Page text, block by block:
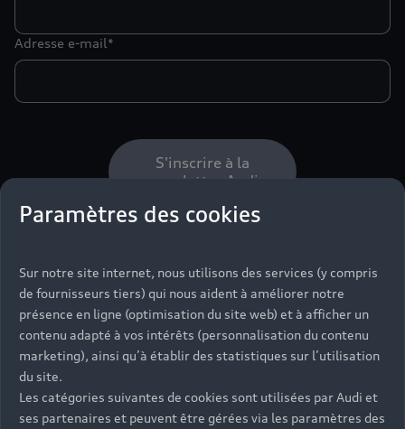
Adresse e-mail*
S'inscrire à la
newsletter Audi
œuvre un traitement de données à caractère personnel vous concernant.
vous envoyer des lettres d’information sur les actualités de la marque (produits,
services, technologies, exclusivités et offres commerciales) à des fins marketing sur
la base de votre consentement. Vous êtes libre de vous désinscrire à tout moment
en utilisant le lien de désabonnement intégré dans la newsletter. Les données sont
conservées pendant une durée limitée en conformité avec la législation applicable.
Conformément à la règlementation française et européenne en vigueur et
notamment le Règlement UE 2016/679 dit RGPD, vous pouvez accéder aux données
Paramètres des cookies
Sur notre site internet, nous utilisons des services (y compris
de fournisseurs tiers) qui nous aident à améliorer notre
présence en ligne (optimisation du site web) et à afficher un
contenu adapté à vos intérêts (personnalisation du contenu
marketing), ainsi qu’à établir des statistiques sur l’utilisation
du site.
Les catégories suivantes de cookies sont utilisées par Audi et
ses partenaires et peuvent être gérées via les paramètres des